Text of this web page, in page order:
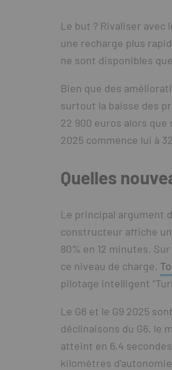
Le but ? Rivaliser avec
une recharge plus
ne sont disponibles
Bien que des
surtout la baisse des
22 900 euros alors
2025 commence lui à
Quelles
Le principal argument
constructeur affiche
80% en 12 minutes.
ce niveau de charge.
pilotage intelligent
Le G6 et le G9 2025
déclinaisons du G6, le
atteint en 6,4 secondes
kilomètres